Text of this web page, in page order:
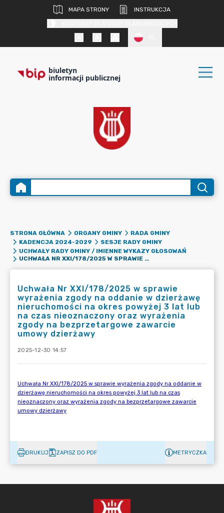
MAPA STRONY
INSTRUKCJA
biuletyn
informacji publicznej
STRONA GŁÓWNA ORGANY GMINY
RADA GMINY
KADENCJA 2024-2029
SESJE RADY GMINY
UCHWAŁY RADY GMINY / IMIENNE WYKAZY GŁOSOWAŃ
UCHWAŁA NR XXI/178/2025 W SPRAWIE WYRAŻENIA ZGODY NA ODDANIE W DZIERŻAWĘ NIERUCHOMOŚCI NA OKRES POWYŻEJ 3 LAT LUB NA CZAS NIEOZNACZONY ORAZ WYRAŻENIA ZGODY NA BEZPRZETARGOWE ZAWARCIE UMOWY DZIERŻAWY
Uchwała Nr XXI/178/2025 w sprawie
wyrażenia zgody na oddanie w dzierżawę
nieruchomości na okres powyżej 3 lat lub
na czas nieoznaczony oraz wyrażenia
zgody na bezprzetargowe zawarcie
umowy dzierżawy
2025-12-30 14:57
DRUKUJ ZAPISZ DO PDF METRYCZKA